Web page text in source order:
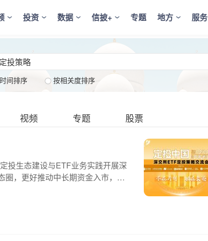
投资 数据 信披+ 专题 地方 服务
间排序 按相关度排序
视频 专题 股票
投生态建设与ETF业务实践开展深
圈，更好推动中长期资金入市，全